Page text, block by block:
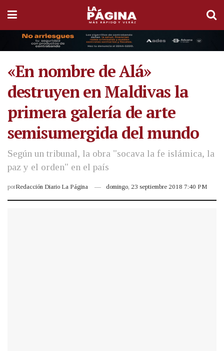
«En nombre de Alá»
destruyen en Maldivas la
primera galería de arte
semisumergida del mundo
Según un tribunal, la obra "socava la fe islámica, la
paz y el orden" en el país
porRedacción Diario La Página domingo, 23 septiembre 2018 7:40 PM